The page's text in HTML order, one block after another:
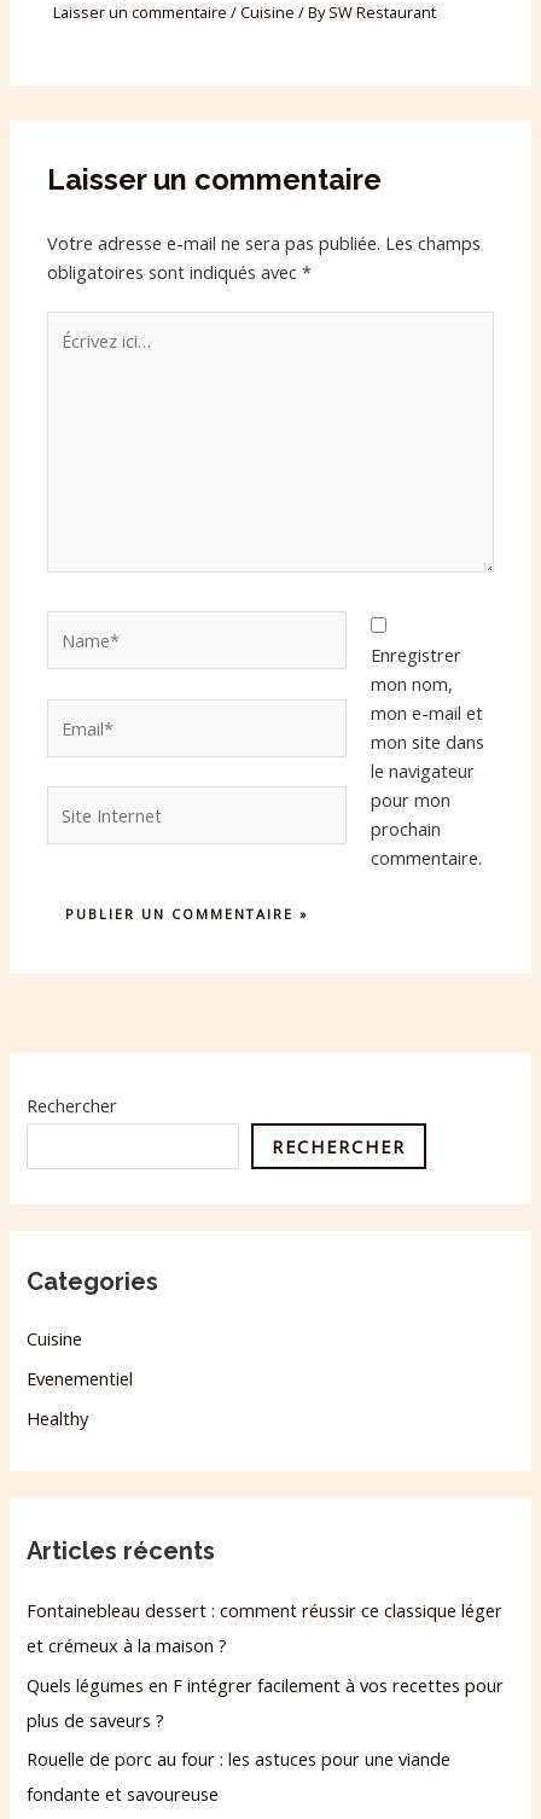
Laisser un commentaire /Cuisine / BySW Restaurant
Laisser un commentaire
Votre adresse e-mail ne sera pas publiée. Les champs
obligatoires sont indiqués avec*
Écrivez
ici…
Internet
Enregistrer
mon nom,
mon e-mail et
mon site dans
le navigateur
pour mon
prochain
commentaire.
Rechercher
RECHERCHER
Categories
Cuisine
Evenementiel
Healthy
Articles récents
Fontainebleau dessert : comment réussir ce classique léger
et crémeux à la maison ?
Quels légumes en F intégrer facilement à vos recettes pour
plus de saveurs ?
Rouelle de porc au four : les astuces pour une viande
fondante et savoureuse